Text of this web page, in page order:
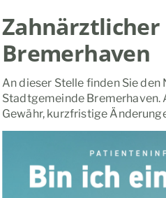
Bremerhaven
An dieser Stelle finden Sie
Stadtgemeinde Bremerhaven.
Gewähr, kurzfristige